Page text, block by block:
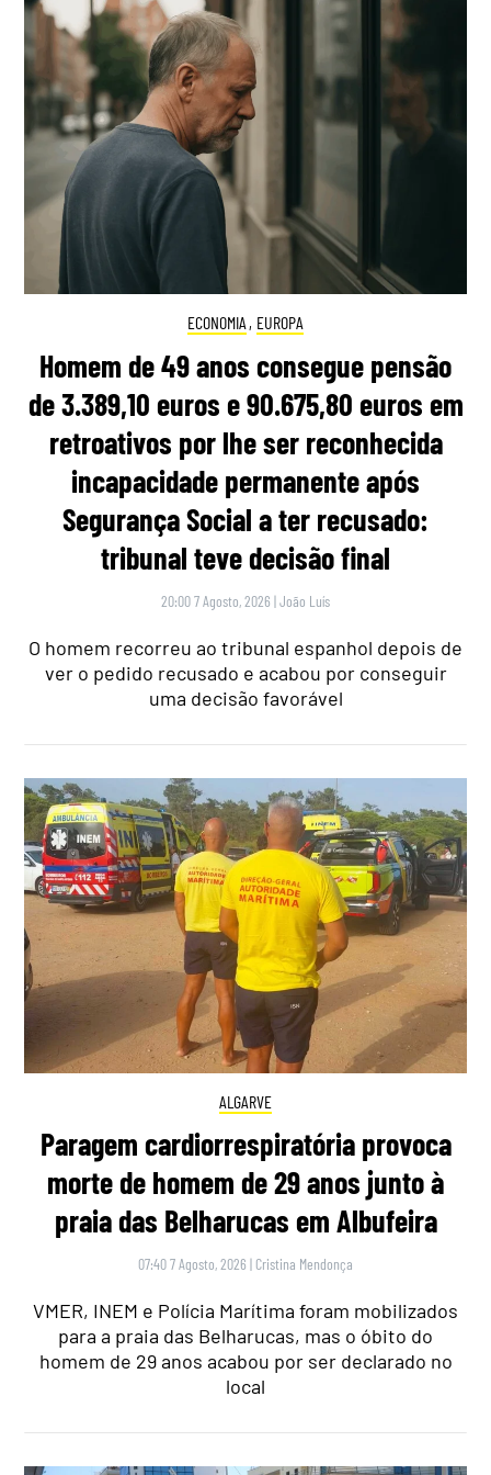
ECONOMIA , EUROPA
Homem de 49 anos consegue pensão
de 3.389,10 euros e 90.675,80 euros em
retroativos por lhe ser reconhecida
incapacidade permanente após
Segurança Social a ter recusado:
tribunal teve decisão final
20:00 7 Agosto, 2026 |João Luís
O homem recorreu ao tribunal espanhol depois de
ver o pedido recusado e acabou por conseguir
uma decisão favorável
ALGARVE
Paragem cardiorrespiratória provoca
morte de homem de 29 anos junto à
praia das Belharucas em Albufeira
07:40 7 Agosto, 2026 | Cristina Mendonça
VMER, INEM e Polícia Marítima foram mobilizados
para a praia das Belharucas, mas o óbito do
homem de 29 anos acabou por ser declarado no
local